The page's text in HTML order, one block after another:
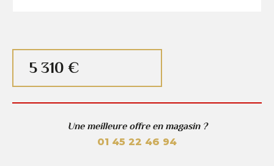
5 310 €
Une meilleure offre en magasin ?
01 45 22 46 94